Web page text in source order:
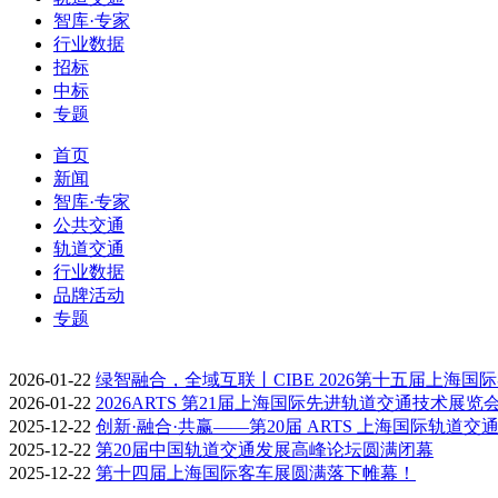
智库·专家
行业数据
招标
中标
专题
首页
新闻
智库·专家
公共交通
轨道交通
行业数据
品牌活动
专题
2026-01-22 绿智融合，全域互联丨CIBE 2026第十五届上海国
2026-01-22 2026ARTS 第21届上海国际先进轨道交通技术展览
2025-12-22 创新·融合·共赢——第20届 ARTS 上海国际轨道交
2025-12-22 第20届中国轨道交通发展高峰论坛圆满闭幕
2025-12-22 第十四届上海国际客车展圆满落下帷幕！